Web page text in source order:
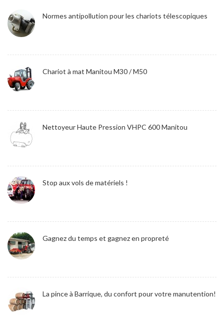
Normes antipollution pour les chariots télescopiques
Chariot à mat Manitou M30 / M50
Nettoyeur Haute Pression VHPC 600 Manitou
Stop aux vols de matériels !
Gagnez du temps et gagnez en propreté
La pince à Barrique, du confort pour votre manutention!